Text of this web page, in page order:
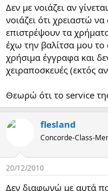
Δεν με νοιάζει αν
νοιάζει ότι χρειαστώ
επιστρέψουν τα
έχω την βαλίτσα μου το
χρήσιμα έγγραφα και
χειραποσκευές (εκτός
Θεωρώ ότι το service
flesland
Concorde-Class-
20/12/2010
Δεν διαφωνώ με αυτά